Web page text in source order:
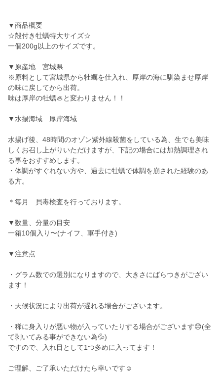
▼商品概要
☆殻付き牡蠣特大サイズ☆
一個200g以上のサイズです。
▼原産地 宮城県
※原料として宮城県から牡蠣を仕入れ、厚岸の海に馴染ませ厚岸
の味に戻してから出荷。
味は厚岸の牡蠣🦪と変わりません！！
▼水揚海域 厚岸海域
水揚げ後、48時間のオゾン紫外線殺菌をしている為、生でも美味
しくお召し上がりいただけますが、下記の場合には加熱調理され
る事をおすすめします。
・体調がすぐれない方や、過去に牡蠣で体調を崩された経験のあ
る方。
＊毎月 貝毒検査を行っております。
▼数量、分量の目安
一箱10個入り〜(ナイフ、軍手付き)
▼注意点
・グラム数での選別になりますので、大きさにばらつきがござい
ます！
・天候状況により出荷が遅れる場合がございます。
・稀に身入りが悪い物が入っていたりする場合がございます😞(全
て剥いてみる事ができない為💦)
ですので、入れ目として1つ多めに入ってます！
ご理解、ご了承いただけたら幸いです☺️